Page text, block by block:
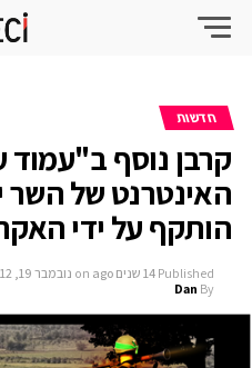
חדשות
קרבן נוסף
האינטרנט של השר
הותקף על ידי
Published 14 שנים ago on נובמבר 19, 2012
By
Dan